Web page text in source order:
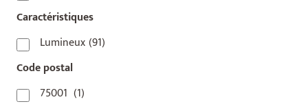
Caractéristiques
Lumineux(91)
Code postal
75001 (1)